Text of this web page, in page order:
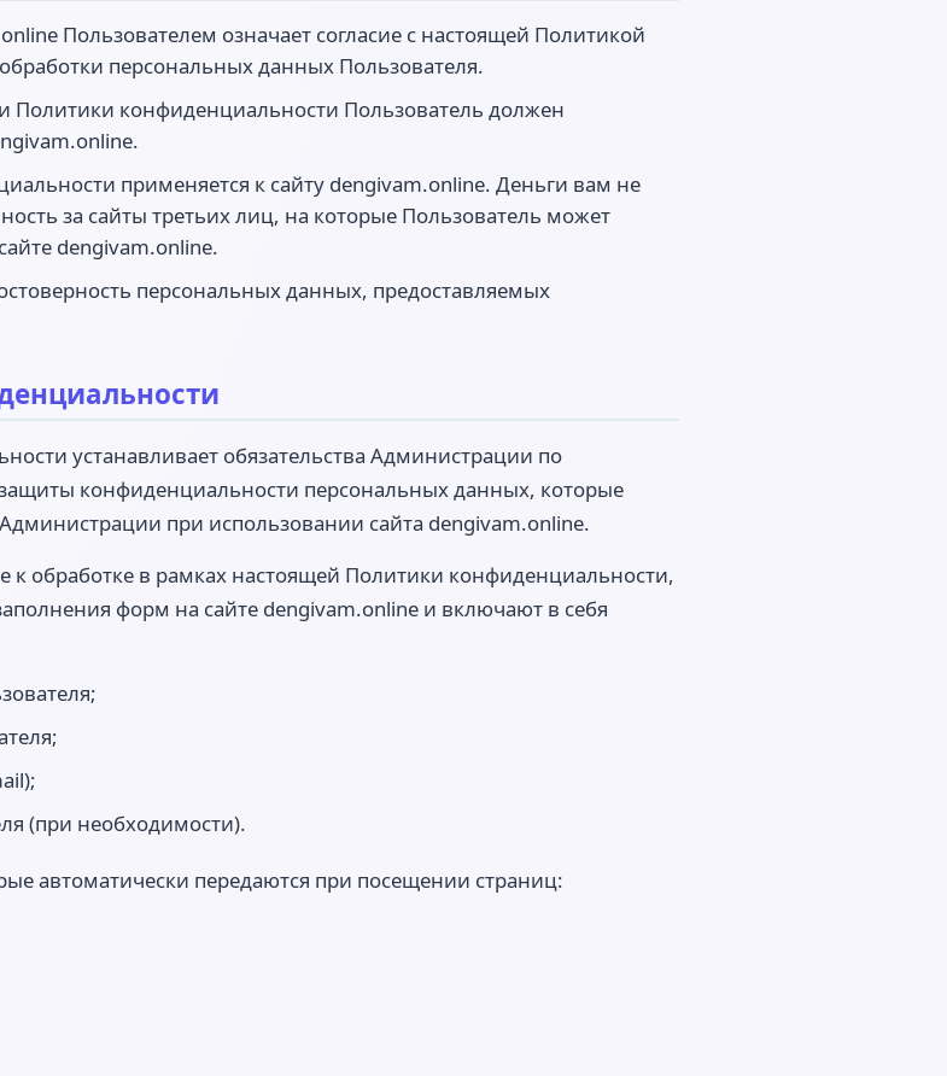
Пользователем означает согласие с настоящей Политикой
персональных данных Пользователя.
Политики конфиденциальности Пользователь должен
применяется к сайту dengivam.online. Деньги вам не
за сайты третьих лиц, на которые Пользователь может
dengivam.online.
персональных данных, предоставляемых
устанавливает обязательства Администрации по
конфиденциальности персональных данных, которые
при использовании сайта dengivam.online.
обработке в рамках настоящей Политики конфиденциальности,
форм на сайте dengivam.online и включают в себя
(при необходимости).
автоматически передаются при посещении страниц: